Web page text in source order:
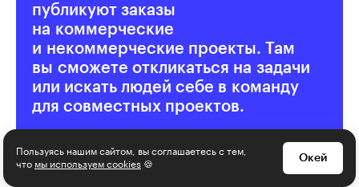
публикуют заказы
на коммерческие
и некоммерческие проекты. Там
вы сможете откликаться на задачи
или искать людей себе в команду
для совместных проектов.
Пользуясь нашим сайтом, вы соглашаетесь с тем,
что мы используем cookies 🍪
Окей